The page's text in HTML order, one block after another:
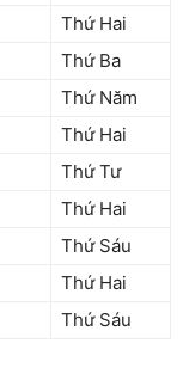
Thứ Hai
Thứ Ba
Thứ Năm
Thứ Hai
Thứ Tư
Thứ Hai
Thứ Sáu
Thứ Hai
Thứ Sáu